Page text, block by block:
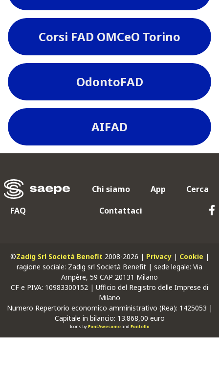
Corsi FAD OMCeO Torino
OdontoFAD
AIFAD
Chi siamo App
Cerca
FAQ
Contattaci
©Zadig Srl Società Benefit 2008-2026 | Privacy| Cookie |
ragione sociale: Zadig srl Società Benefit | sede legale: Via
Ampère, 59 CAP 20131 Milano
CF e PIVA: 10983300152 | Ufficio del Registro delle Imprese di
Milano
Numero Repertorio economico amministrativo (Rea): 1425053 |
Capitale in bilancio: 13.868,00 euro
Icons byFontAwesomeand Fontello